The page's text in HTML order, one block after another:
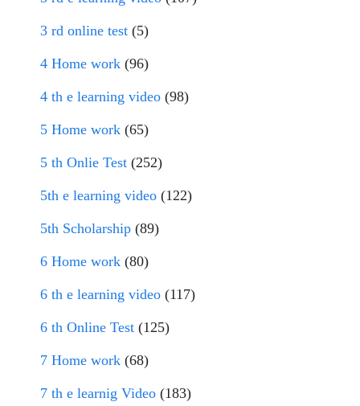
3 rd online test (5)
4 Home work (96)
4 th e learning video (98)
5 Home work (65)
5 th Onlie Test (252)
5th e learning video (122)
5th Scholarship (89)
6 Home work (80)
6 th e learning video (117)
6 th Online Test (125)
7 Home work (68)
7 th e learnig Video (183)